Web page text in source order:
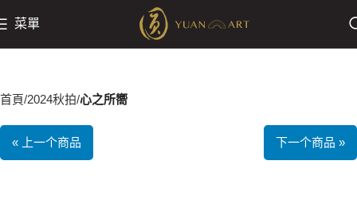
菜單
首頁 2024秋拍 心之所嚮
« 上一个商品 下一个商品 »